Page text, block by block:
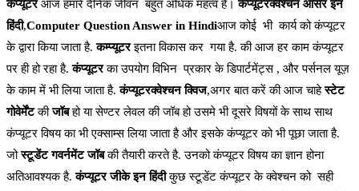
कंप्यूटरआज हमारे दैनिक जीवन बहुत अधिक महत्व है। कंप्यूटरक्वेश्चन आंसर इन
हिंदी,Computer Question Answer in Hindiआज कोई भी कार्य को कंप्यूटर
के द्वारा किया जाता है.कम्प्यूटरइतना विकास कर गया है. की आज हर काम कंप्यूटर
पर ही हो रहा है.कंप्यूटरका उपयोग विभिन प्रकार के डिपार्टमेंट्स , और पर्सनल यूज़
के काम में भी लिया जाता है.कंप्यूटरक्वेश्चन क्विज,अगर बात करें की आज चाहेस्टेट
गोवेर्मेंटकीजॉबहो या सेण्टर लेवल की जॉब हो उसमे भी दूसरे विषयों के साथ साथ
कंप्यूटर विषय का भी एक्साम्स लिया जाता है और इसके कंप्यूटर को भी पूछा जाता है.
जोस्टूडेंट गवर्नमेंट जॉबकी तैयारी करते है. उनको कंप्यूटर विषय का ज्ञान होना
अतिआवश्यक है. कंप्यूटर जीके इन हिंदीकुछ स्टूडेंट कंप्यूटर के क्वेश्चन को सही